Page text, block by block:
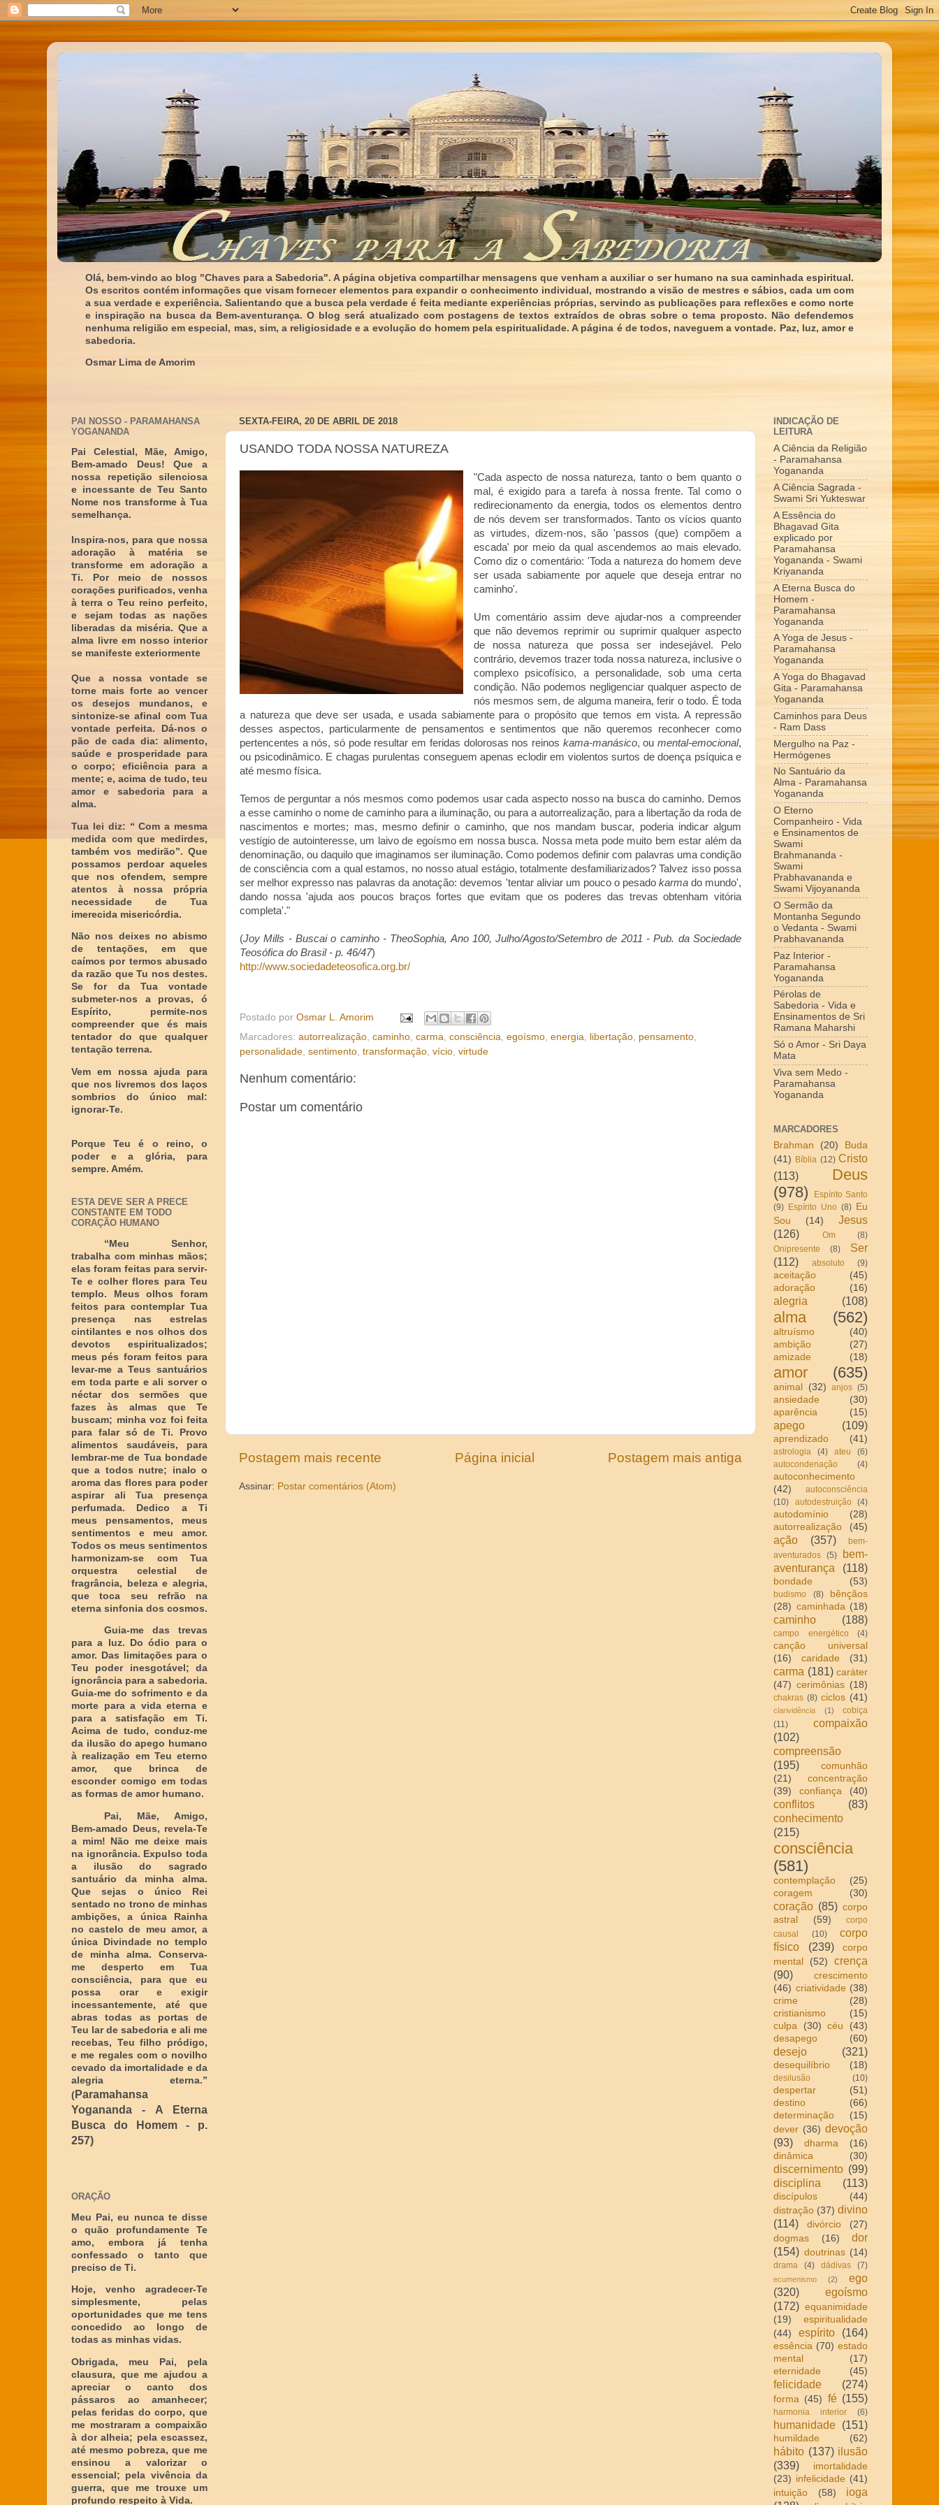
Olá, bem-vindo ao blog "Chaves para a Sabedoria". A página objetiva compartilhar mensagens que venham a auxiliar o ser humano na sua caminhada espiritual.
Os escritos contém informações que visam fornecer elementos para expandir o conhecimento individual, mostrando a visão de mestres e sábios, cada um com
a sua verdade e experiência. Salientando que a busca pela verdade é feita mediante experiências próprias, servindo as publicações para reflexões e como norte
e inspiração na busca da Bem-aventurança. O blog será atualizado com postagens de textos extraídos de obras sobre o tema proposto. Não defendemos
nenhuma religião em especial, mas, sim, a religiosidade e a evolução do homem pela espiritualidade. A página é de todos, naveguem a vontade. Paz, luz, amor e
sabedoria.
Osmar Lima de Amorim
SEXTA-FEIRA, 20 DE ABRIL DE 2018
USANDO TODA NOSSA NATUREZA
"Cada aspecto de nossa natureza, tanto o bem quanto o
mal, é exigido para a tarefa à nossa frente. Tal como o
redirecionamento da energia, todos os elementos dentro
de nós devem ser transformados. Tanto os vícios quanto
as virtudes, dizem-nos, são 'passos (que) compõem a
escada' por meio da qual ascendemos ao mais elevado.
Como diz o comentário: 'Toda a natureza do homem deve
ser usada sabiamente por aquele que deseja entrar no
caminho'.
Um comentário assim deve ajudar-nos a compreender
que não devemos reprimir ou suprimir qualquer aspecto
de nossa natureza que possa ser indesejável. Pelo
contrário, devemos trazer toda nossa natureza, inclusive o
complexo psicofísico, a personalidade, sob uma certa
condição. Não podemos negligenciar qualquer aspecto de
nós mesmos sem, de alguma maneira, ferir o todo. É toda
a natureza que deve ser usada, e usada sabiamente para o propósito que temos em vista. A repressão
desses aspectos, particularmente de pensamentos e sentimentos que não queremos reconhecer como
pertencentes a nós, só pode resultar em feridas dolorosas nos reinos kama-manásico, oumental-emocional,
ou psicodinâmico. E chagas purulentas conseguem apenas eclodir em violentos surtos de doença psíquica e
até mesmo física.
Temos de perguntar a nós mesmos como podemos usar cada aspecto nosso na busca do caminho. Demos
a esse caminho o nome de caminho para a iluminação, ou para a autorrealização, para a libertação da roda de
nascimentos e mortes; mas, mesmo definir o caminho, que nos mandam buscar, poderia indicar algum
vestígio de autointeresse, um laivo de egoísmo em nossa busca. Nossa meta pode muito bem estar além da
denominação, ou daquilo que imaginamos ser iluminação. Como podemos definir com palavras uma condição
de consciência com a qual estamos, no nosso atual estágio, totalmente desfamiliarizados? Talvez isso possa
ser melhor expresso nas palavras da anotação: devemos 'tentar aliviar um pouco o pesado karmado mundo',
dando nossa 'ajuda aos poucos braços fortes que evitam que os poderes das trevas obtenham vitória
completa'."
(Joy Mills - Buscai o caminho - TheoSophia, Ano 100, Julho/Agosto/Setembro de 2011 - Pub. da Sociedade
Teosófica do Brasil - p. 46/47)
http://www.sociedadeteosofica.org.br/
Postado por Osmar L. Amorim
Marcadores: autorrealização caminho carma consciência egoísmo energia libertação pensamento
personalidade sentimento transformação vício virtude
Nenhum comentário:
Postar um comentário
Postagem mais recente Postagem mais antiga
Página inicial
Assinar: Postar comentários (Atom)
PAI NOSSO - PARAMAHANSA
YOGANANDA
Pai Celestial, Mãe, Amigo,
Bem-amado Deus! Que a
nossa repetição silenciosa
e incessante de Teu Santo
Nome nos transforme à Tua
semelhança.
Inspira-nos, para que nossa
adoração à matéria se
transforme em adoração a
Ti. Por meio de nossos
corações purificados, venha
à terra o Teu reino perfeito,
e sejam todas as nações
liberadas da miséria. Que a
alma livre em nosso interior
se manifeste exteriormente
Que a nossa vontade se
torne mais forte ao vencer
os desejos mundanos, e
sintonize-se afinal com Tua
vontade perfeita. Dá-nos o
pão de cada dia: alimento,
saúde e prosperidade para
o corpo; eficiência para a
mente; e, acima de tudo, teu
amor e sabedoria para a
alma.
Tua lei diz: “ Com a mesma
medida com que medirdes,
também vos medirão”. Que
possamos perdoar aqueles
que nos ofendem, sempre
atentos à nossa própria
necessidade de Tua
imerecida misericórdia.
Não nos deixes no abismo
de tentações, em que
caímos por termos abusado
da razão que Tu nos destes.
Se for da Tua vontade
submeter-nos a provas, ó
Espírito, permite-nos
compreender que és mais
tentador do que qualquer
tentação terrena.
Vem em nossa ajuda para
que nos livremos dos laços
sombrios do único mal:
ignorar-Te.
Porque Teu é o reino, o
poder e a glória, para
sempre. Amém.
ESTA DEVE SER A PRECE
CONSTANTE EM TODO
CORAÇÃO HUMANO
“Meu Senhor,
trabalha com minhas mãos;
elas foram feitas para servir-
Te e colher flores para Teu
templo. Meus olhos foram
feitos para contemplar Tua
presença nas estrelas
cintilantes e nos olhos dos
devotos espiritualizados;
meus pés foram feitos para
levar-me a Teus santuários
em toda parte e ali sorver o
néctar dos sermões que
fazes às almas que Te
buscam; minha voz foi feita
para falar só de Ti. Provo
alimentos saudáveis, para
lembrar-me de Tua bondade
que a todos nutre; inalo o
aroma das flores para poder
aspirar ali Tua presença
perfumada. Dedico a Ti
meus pensamentos, meus
sentimentos e meu amor.
Todos os meus sentimentos
harmonizam-se com Tua
orquestra celestial de
fragrância, beleza e alegria,
que toca seu refrão na
eterna sinfonia dos cosmos.
Guia-me das trevas
para a luz. Do ódio para o
amor. Das limitações para o
Teu poder inesgotável; da
ignorância para a sabedoria.
Guia-me do sofrimento e da
morte para a vida eterna e
para a satisfação em Ti.
Acima de tudo, conduz-me
da ilusão do apego humano
à realização em Teu eterno
amor, que brinca de
esconder comigo em todas
as formas de amor humano.
Pai, Mãe, Amigo,
Bem-amado Deus, revela-Te
a mim! Não me deixe mais
na ignorância. Expulso toda
a ilusão do sagrado
santuário da minha alma.
Que sejas o único Rei
sentado no trono de minhas
ambições, a única Rainha
no castelo de meu amor, a
única Divindade no templo
de minha alma. Conserva-
me desperto em Tua
consciência, para que eu
possa orar e exigir
incessantemente, até que
abras todas as portas de
Teu lar de sabedoria e ali me
recebas, Teu filho pródigo,
e me regales com o novilho
cevado da imortalidade e da
alegria eterna.”
( Paramahansa
Yogananda - A Eterna
Busca do Homem - p.
257)
ORAÇÃO
Meu Pai, eu nunca te disse
o quão profundamente Te
amo, embora já tenha
confessado o tanto que
preciso de Ti.
Hoje, venho agradecer-Te
simplesmente, pelas
oportunidades que me tens
concedido ao longo de
todas as minhas vidas.
Obrigada, meu Pai, pela
clausura, que me ajudou a
apreciar o canto dos
pássaros ao amanhecer;
pelas feridas do corpo, que
me mostraram a compaixão
à dor alheia; pela escassez,
até mesmo pobreza, que me
ensinou a valorizar o
essencial; pela vivência da
guerra, que me trouxe um
profundo respeito à Vida.
INDICAÇÃO DE
LEITURA
A Ciência da Religião
- Paramahansa
Yogananda
A Ciência Sagrada -
Swami Sri Yukteswar
A Essência do
Bhagavad Gita
explicado por
Paramahansa
Yogananda - Swami
Kriyananda
A Eterna Busca do
Homem -
Paramahansa
Yogananda
A Yoga de Jesus -
Paramahansa
Yogananda
A Yoga do Bhagavad
Gita - Paramahansa
Yogananda
Caminhos para Deus
- Ram Dass
Mergulho na Paz -
Hermógenes
No Santuário da
Alma - Paramahansa
Yogananda
O Eterno
Companheiro - Vida
e Ensinamentos de
Swami
Brahmananda -
Swami
Prabhavananda e
Swami Vijoyananda
O Sermão da
Montanha Segundo
o Vedanta - Swami
Prabhavananda
Paz Interior -
Paramahansa
Yogananda
Pérolas de
Sabedoria - Vida e
Ensinamentos de Sri
Ramana Maharshi
Só o Amor - Sri Daya
Mata
Viva sem Medo -
Paramahansa
Yogananda
MARCADORES
Brahman
(20)
Buda
(41) Bíblia (12) Cristo
(113)
Deus
(978)
Espírito Santo
(9) Espírito Uno (8) Eu
Sou
(14)
Jesus
(126)
Om
(8)
Onipresente
(8)
Ser
(112)
absoluto (9)
aceitação
(45)
adoração
(16)
alegria (108)
alma (562)
altruísmo
(40)
ambição
(27)
amizade
(18)
amor (635)
animal (32) anjos (5)
ansiedade
(30)
aparência
(15)
apego (109)
aprendizado (41)
astrologia (4) ateu
(6)
autocondenação
(4)
autoconhecimento
(42)
autoconsciência
(10)
autodestruição (4)
autodomínio
(28)
autorrealização
(45)
ação (357)
bem-
aventurados (5)
bem-
aventurança
(118)
bondade (53)
budismo (8)
bênçãos
(28) caminhada (18)
caminho (188)
campo energético (4)
canção universal
(16)
caridade (31)
carma (181) caráter
(47) cerimônias (18)
chakras (8) ciclos (41)
clarividência (1)
cobiça
(11)
compaixão
(102)
compreensão
(195)
comunhão
(21)
concentração
(39)
confiança (40)
conflitos
(83)
conhecimento
(215)
consciência
(581)
contemplação
(25)
coragem
(30)
coração (85) corpo
astral
(59)
corpo
causal
(10)
corpo
físico
(239)
corpo
mental
(52)
crença
(90)
crescimento
(46) criatividade (38)
crime
(28)
cristianismo
(15)
culpa
(30) céu
(43)
desapego
(60)
desejo (321)
desequilíbrio (18)
desilusão (10)
despertar
(51)
destino
(66)
determinação
(15)
dever (36) devoção
(93)
dharma
(16)
dinâmica
(30)
discernimento (99)
disciplina
(113)
discípulos
(44)
distração (37) divino
(114)
divórcio
(27)
dogmas
(16)
dor
(154) doutrinas (14)
drama (4) dádivas (7)
ecumenismo (2)
ego
(320)
egoísmo
(172) equanimidade
(19)
espiritualidade
(44)
espírito (164)
essência (70) estado
mental
(17)
eternidade
(45)
felicidade (274)
forma (45) fé (155)
harmonia interior (6)
humanidade (151)
humildade (62)
hábito (137) ilusão
(339)
imortalidade
(23) infelicidade (41)
intuição
(58)
ioga